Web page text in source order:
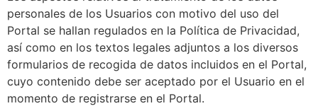
personales de los Usuarios con motivo del uso del
Portal se hallan regulados en la Política de Privacidad,
así como en los textos legales adjuntos a los diversos
formularios de recogida de datos incluidos en el Portal,
cuyo contenido debe ser aceptado por el Usuario en el
momento de registrarse en el Portal.